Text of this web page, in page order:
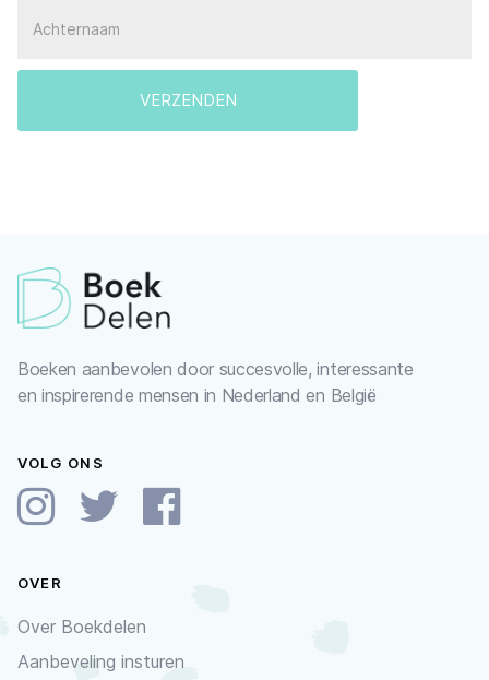
Boeken aanbevolen door succesvolle, interessante
en inspirerende mensen in Nederland en België
VOLG ONS
OVER
Over Boekdelen
Aanbeveling insturen